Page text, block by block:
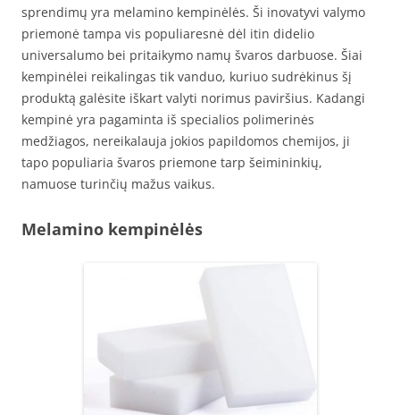
sprendimų yra melamino kempinėlės. Ši inovatyvi valymo
priemonė tampa vis populiaresnė dėl itin didelio
universalumo bei pritaikymo namų švaros darbuose. Šiai
kempinėlei reikalingas tik vanduo, kuriuo sudrėkinus šį
produktą galėsite iškart valyti norimus paviršius. Kadangi
kempinė yra pagaminta iš specialios polimerinės
medžiagos, nereikalauja jokios papildomos chemijos, ji
tapo populiaria švaros priemone tarp šeimininkių,
namuose turinčių mažus vaikus.
Melamino kempinėlės